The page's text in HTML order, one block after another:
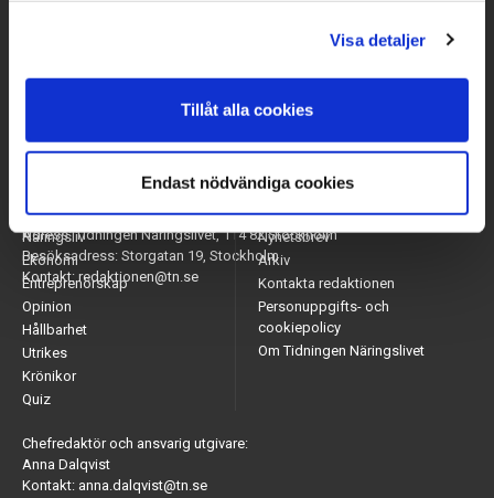
Visa detaljer
Tillåt alla cookies
Endast nödvändiga cookies
Adress: Tidningen Näringslivet, 114 82 Stockholm
Besöksadress: Storgatan 19, Stockholm
Kontakt: redaktionen@tn.se
Arbetsmarknad
Näringsliv
Ekonomi
Entreprenörskap
Opinion
Hållbarhet
Utrikes
Krönikor
Quiz
Appar
Nyhetsbrev
Arkiv
Kontakta redaktionen
Personuppgifts- och
cookiepolicy
Om Tidningen Näringslivet
Chefredaktör och ansvarig utgivare:
Anna Dalqvist
Kontakt: anna.dalqvist@tn.se